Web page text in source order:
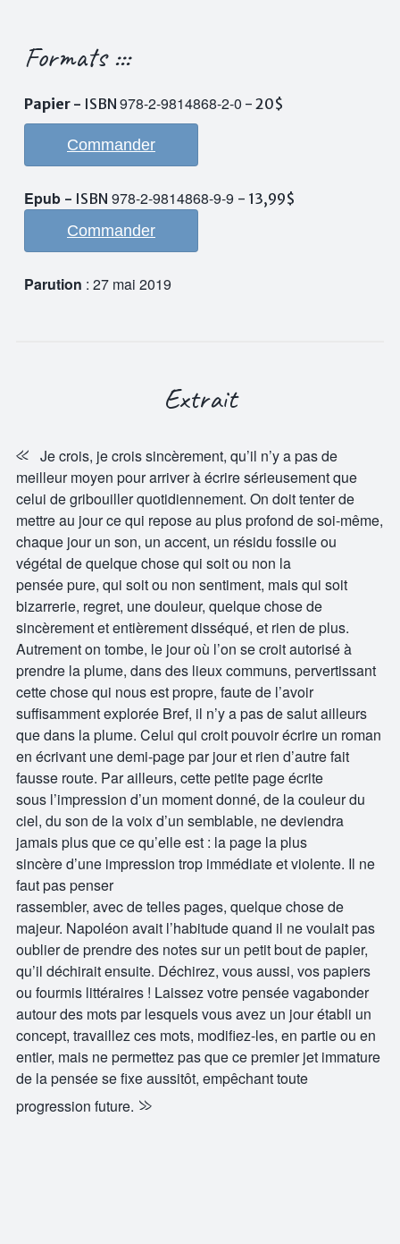
Formats :::
Papier - ISBN 978-2-9814868-2-0 - 20$
Commander
Epub - ISBN 978-2-9814868-9-9 - 13,99$
Commander
Parution : 27 mai 2019
Extrait
« Je crois, je crois sincèrement, qu’il n’y a pas de
meilleur moyen pour arriver à écrire sérieusement que
celui de gribouiller quotidiennement. On doit tenter de
mettre au jour ce qui repose au plus profond de soi-même,
chaque jour un son, un accent, un résidu fossile ou
végétal de quelque chose qui soit ou non la
pensée pure, qui soit ou non sentiment, mais qui soit
bizarrerie, regret, une douleur, quelque chose de
sincèrement et entièrement disséqué, et rien de plus.
Autrement on tombe, le jour où l’on se croit autorisé à
prendre la plume, dans des lieux communs, pervertissant
cette chose qui nous est propre, faute de l’avoir
suffisamment explorée Bref, il n’y a pas de salut ailleurs
que dans la plume. Celui qui croit pouvoir écrire un roman
en écrivant une demi-page par jour et rien d’autre fait
fausse route. Par ailleurs, cette petite page écrite
sous l’impression d’un moment donné, de la couleur du
ciel, du son de la voix d’un semblable, ne deviendra
jamais plus que ce qu’elle est : la page la plus
sincère d’une impression trop immédiate et violente. Il ne
faut pas penser
rassembler, avec de telles pages, quelque chose de
majeur. Napoléon avait l’habitude quand il ne voulait pas
oublier de prendre des notes sur un petit bout de papier,
qu’il déchirait ensuite. Déchirez, vous aussi, vos papiers
ou fourmis littéraires ! Laissez votre pensée vagabonder
autour des mots par lesquels vous avez un jour établi un
concept, travaillez ces mots, modifiez-les, en partie ou en
entier, mais ne permettez pas que ce premier jet immature
de la pensée se fixe aussitôt, empêchant toute
progression future. »